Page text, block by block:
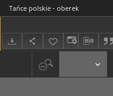
Tańce polskie - oberek